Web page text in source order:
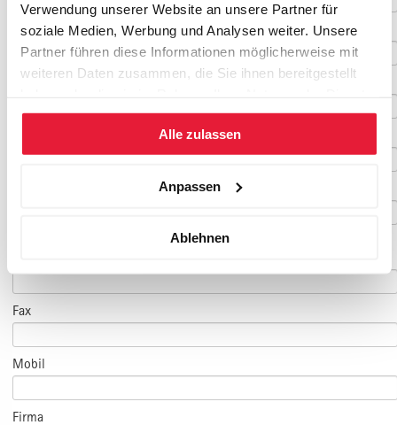
Verwendung unserer Website an unsere Partner für
soziale Medien, Werbung und Analysen weiter. Unsere
Partner führen diese Informationen möglicherweise mit
weiteren Daten zusammen, die Sie ihnen bereitgestellt
gesammelt haben.
Alle zulassen
Anpassen
Ablehnen
Nachname*
Geburtsdatum
Fax
Mobil
Firma